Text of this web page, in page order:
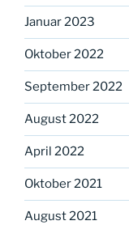
Januar 2023
Oktober 2022
September 2022
August 2022
April 2022
Oktober 2021
August 2021